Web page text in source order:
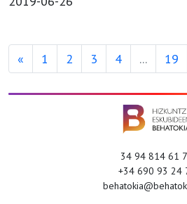
« 1 2 3 4 ... 19
34 94 814 61
+34 690 93 24